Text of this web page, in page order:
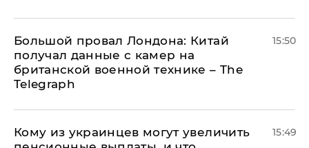
Большой провал Лондона: Китай
получал данные с камер на
британской военной технике – The
Telegraph
15:50
Кому из украинцев могут увеличить
15:49